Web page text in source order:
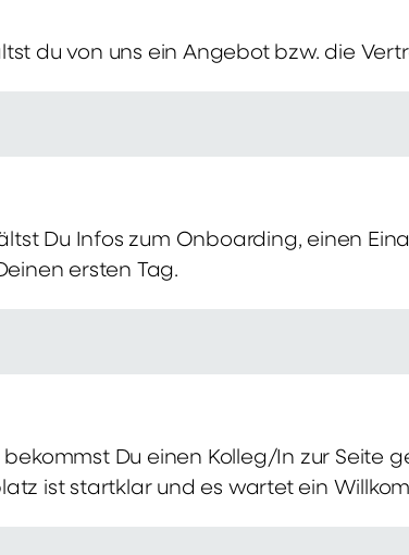
du von uns ein Angebot bzw. die
Du Infos zum Onboarding, einen
ersten Tag.
Du einen Kolleg/In zur Seite
ist startklar und es wartet ein